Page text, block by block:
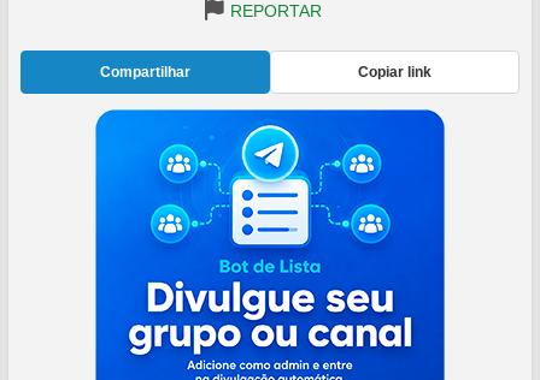
REPORTAR
Compartilhar Copiar link